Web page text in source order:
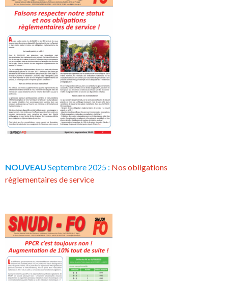
NOUVEAU Septembre 2025 : Nos obligations
règlementaires de service